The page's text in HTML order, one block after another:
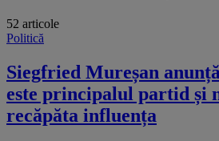
52 articole
Politică
Siegfried Mureșan
este principalul partid și
recăpăta influența